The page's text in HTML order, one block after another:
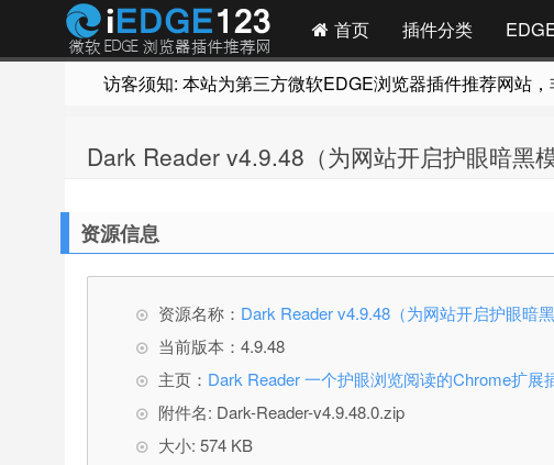
首页 插件分类
访客须知: 本站为第三方微软EDGE浏览器插件推荐网站，
Dark Reader v4.9.48（为网站开启护眼暗黑模
资源信息
资源名称： Dark Reader v4.9.48（为网站开启护眼暗黑
当前版本：4.9.48
主页： Dark Reader 一个护眼浏览阅读的Chrome扩展
附件名: Dark-Reader-v4.9.48.0.zip
大小: 574 KB